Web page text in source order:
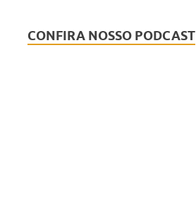
CONFIRA NOSSO PODCAST